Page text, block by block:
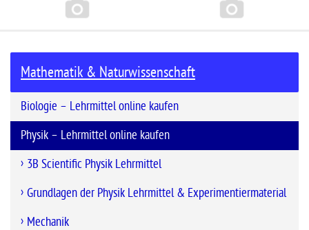
Experimentierboxen Hilfsmittel / Ersatzteile
Mathematik & Naturwissenschaft
Biologie – Lehrmittel online kaufen
Physik – Lehrmittel online kaufen
3B Scientific Physik Lehrmittel
Grundlagen der Physik Lehrmittel & Experimentiermaterial
Mechanik